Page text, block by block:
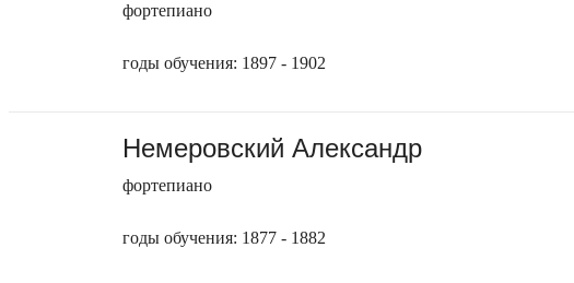
фортепиано
годы обучения: 1897 - 1902
Немеровский Александр
фортепиано
годы обучения: 1877 - 1882